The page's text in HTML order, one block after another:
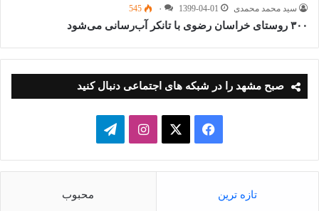
سید محمد محمدی 1399-04-01 ۰ 545
۳۰۰ روستای خراسان رضوی با تانکر آب‌رسانی می‌شود
صبح مشهد را در شبکه های اجتماعی دنبال کنید
فیسبوک ایکساینستاگرامتلگرام
تازه ترین محبوب